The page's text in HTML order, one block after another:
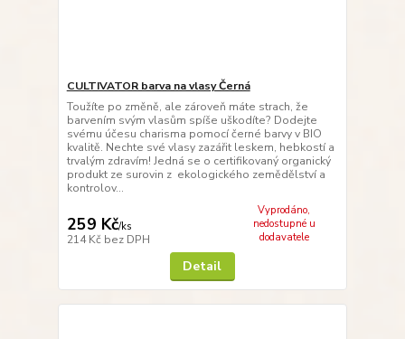
CULTIVATOR barva na vlasy Černá
Toužíte po změně, ale zároveň máte strach, že
barvením svým vlasům spíše uškodíte? Dodejte
svému účesu charisma pomocí černé barvy v BIO
kvalitě. Nechte své vlasy zazářit leskem, hebkostí a
trvalým zdravím! Jedná se o certifikovaný organický
produkt ze surovin z ekologického zemědělství a
kontrolov...
259 Kč/ks
214 Kč bez DPH
Vyprodáno,
nedostupné u
dodavatele
Detail